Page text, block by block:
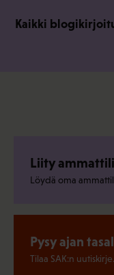
Kaikki
Liity
Löydä oma
Pysy ajan
Tilaa SAK:n uutiskirje.